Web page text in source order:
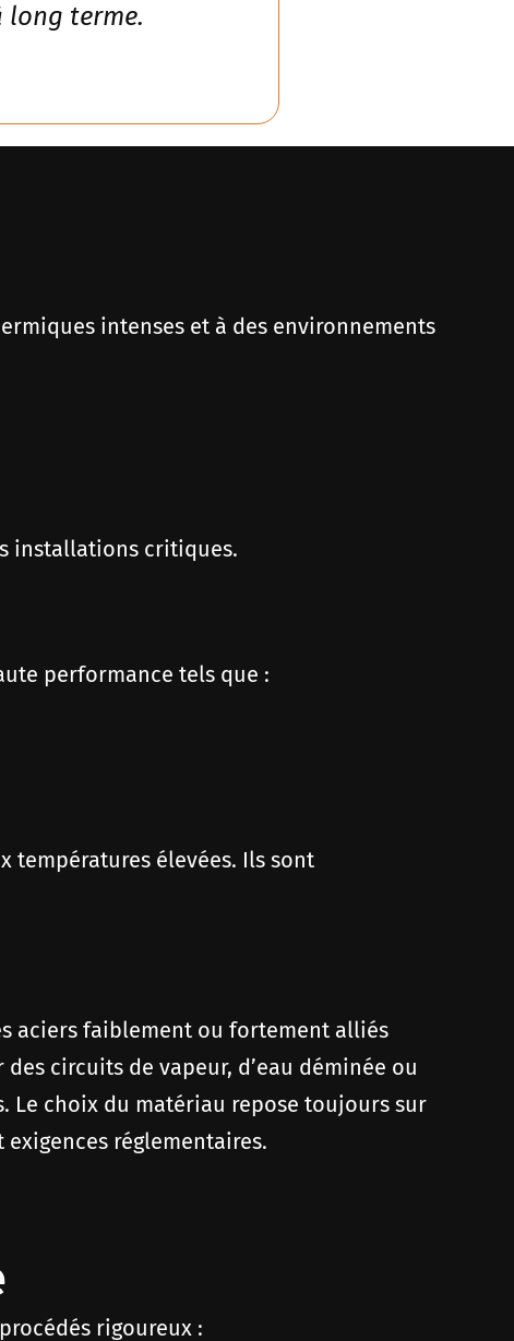
terme.
intenses et à des environnements
installations critiques.
performance tels que :
températures élevées. Ils sont
aciers faiblement ou fortement alliés
circuits de vapeur, d’eau déminée ou
Le choix du matériau repose toujours sur
réglementaires.
rigoureux :